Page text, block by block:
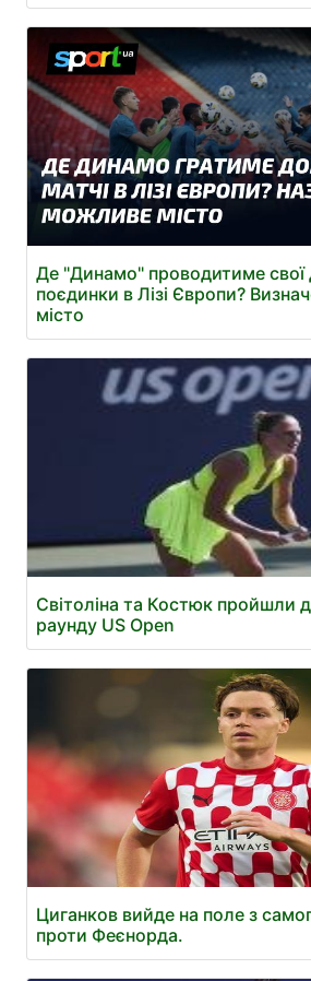
Де "Динамо" проводитиме свої
поєдинки в Лізі Європи?
місто
Світоліна та Костюк пройшли
раунду US Open
Циганков вийде на поле з
проти Феєнорда.